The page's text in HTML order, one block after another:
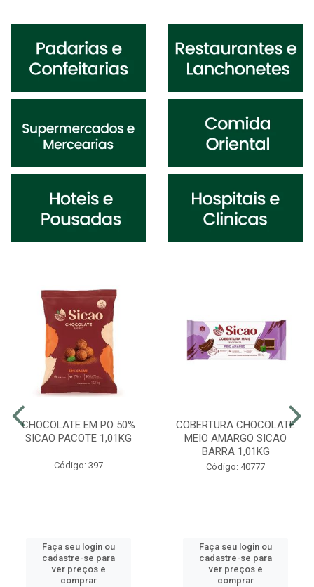
CHOCOLATE EM PO 50%
SICAO PACOTE 1,01KG
Código: 397
Faça seu login ou
cadastre-se para
ver preços e
comprar
COBERTURA CHOCOLATE
MEIO AMARGO SICAO
BARRA 1,01KG
Código: 40777
Faça seu login ou
cadastre-se para
ver preços e
comprar